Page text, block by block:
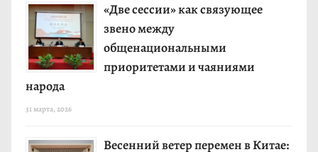
«Две сессии» как связующее
звено между
общенациональными
приоритетами и чаяниями
народа
31 марта, 2026
Весенний ветер перемен в Китае: